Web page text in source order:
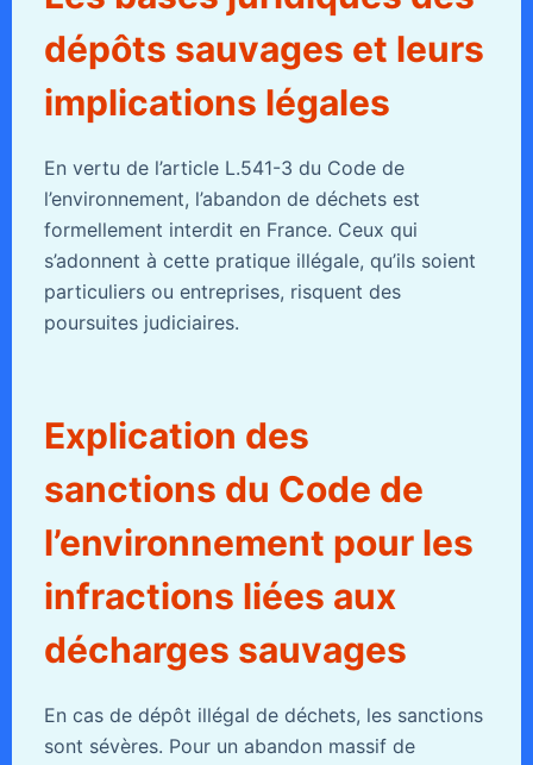
dépôts sauvages et leurs
implications légales
En vertu de l’article L.541-3 du Code de
l’environnement, l’abandon de déchets est
formellement interdit en France. Ceux qui
s’adonnent à cette pratique illégale, qu’ils soient
particuliers ou entreprises, risquent des
poursuites judiciaires.
Explication des
sanctions du Code de
l’environnement pour les
infractions liées aux
décharges sauvages
En cas de dépôt illégal de déchets, les sanctions
sont sévères. Pour un abandon massif de